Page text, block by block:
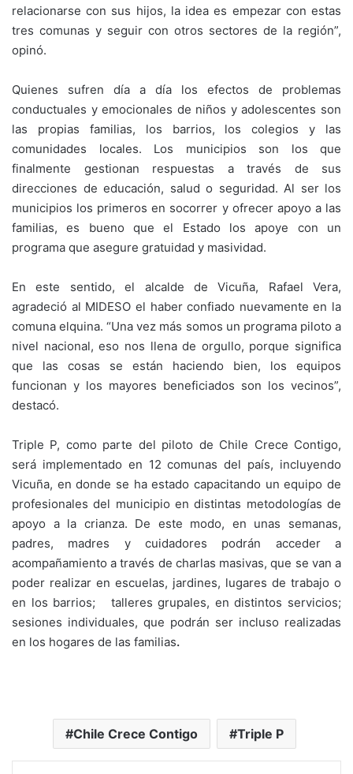
relacionarse con sus hijos, la idea es empezar con estas
tres comunas y seguir con otros sectores de la región”,
opinó.
Quienes sufren día a día los efectos de problemas
conductuales y emocionales de niños y adolescentes son
las propias familias, los barrios, los colegios y las
comunidades locales. Los municipios son los que
finalmente gestionan respuestas a través de sus
direcciones de educación, salud o seguridad. Al ser los
municipios los primeros en socorrer y ofrecer apoyo a las
familias, es bueno que el Estado los apoye con un
programa que asegure gratuidad y masividad.
En este sentido, el alcalde de Vicuña, Rafael Vera,
agradeció al MIDESO el haber confiado nuevamente en la
comuna elquina. “Una vez más somos un programa piloto a
nivel nacional, eso nos llena de orgullo, porque significa
que las cosas se están haciendo bien, los equipos
funcionan y los mayores beneficiados son los vecinos”,
destacó.
Triple P, como parte del piloto de Chile Crece Contigo,
será implementado en 12 comunas del país, incluyendo
Vicuña, en donde se ha estado capacitando un equipo de
profesionales del municipio en distintas metodologías de
apoyo a la crianza. De este modo, en unas semanas,
padres, madres y cuidadores podrán acceder a
acompañamiento a través de charlas masivas, que se van a
poder realizar en escuelas, jardines, lugares de trabajo o
en los barrios; talleres grupales, en distintos servicios;
sesiones individuales, que podrán ser incluso realizadas
en los hogares de las familias.
Chile Crece Contigo Triple P